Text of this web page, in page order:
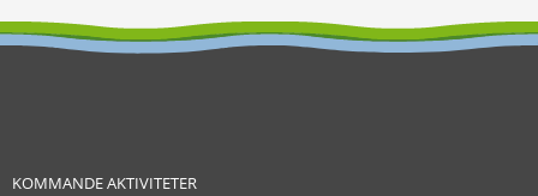
KOMMANDE AKTIVITETER